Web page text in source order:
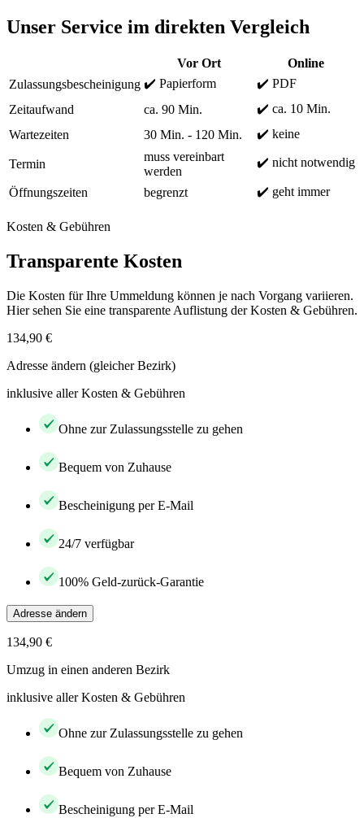
Unser Service im direkten Vergleich
Vor Ort
Online
Zulassungsbescheinigung ✔️ Papierform
✔️ PDF
Zeitaufwand
ca. 90 Min.
✔️ ca. 10 Min.
Wartezeiten
30 Min. - 120 Min. ✔️ keine
Termin
muss vereinbart
werden
✔️ nicht notwendig
Öffnungszeiten begrenzt ✔️ geht immer
Kosten & Gebühren
Transparente Kosten
Die Kosten für Ihre Ummeldung können je nach Vorgang variieren.
Hier sehen Sie eine transparente Auflistung der Kosten & Gebühren.
134,90 €
Adresse ändern (gleicher Bezirk)
inklusive aller Kosten & Gebühren
Ohne zur Zulassungsstelle zu gehen
Bequem von Zuhause
Bescheinigung per E-Mail
24/7 verfügbar
100% Geld-zurück-Garantie
Adresse ändern
134,90 €
Umzug in einen anderen Bezirk
inklusive aller Kosten & Gebühren
Ohne zur Zulassungsstelle zu gehen
Bequem von Zuhause
Bescheinigung per E-Mail